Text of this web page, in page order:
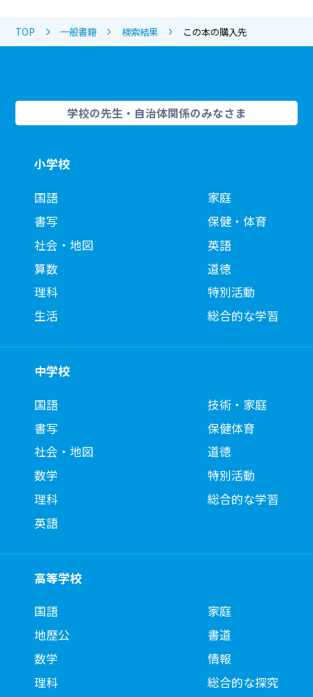
TOP 一般書籍 検索結果 この本の購入先
学校の先生・自治体関係のみなさま
小学校
国語
書写
社会・地図
算数
理科
生活
家庭
保健・体育
英語
道徳
特別活動
総合的な学習
中学校
国語
書写
社会・地図
数学
理科
英語
技術・家庭
保健体育
道徳
特別活動
総合的な学習
高等学校
国語
地歴公
数学
理科
家庭
書道
情報
総合的な探究